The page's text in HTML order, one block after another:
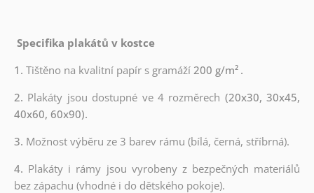
Specifika plakátů v kostce
1. Tištěno na kvalitní papír s gramáží200 g/m² .
2. Plakáty jsou dostupné ve 4 rozměrech (20x30, 30x45,
40x60, 60x90).
3. Možnost výběru ze 3 barev rámu (bílá, černá, stříbrná).
4. Plakáty i rámy jsou vyrobeny z bezpečných materiálů
bez zápachu (vhodné i do dětského pokoje).